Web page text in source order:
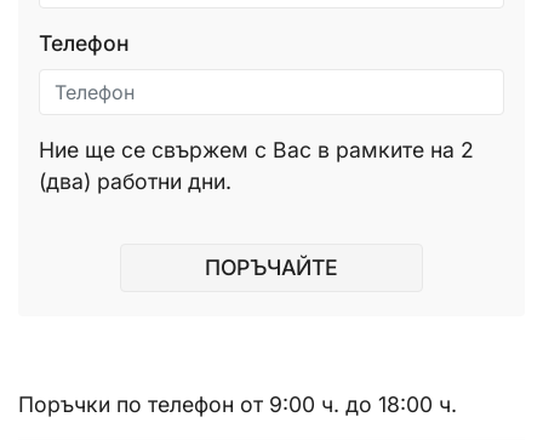
Телефон
Ние ще се свържем с Вас в рамките на 2
(два) работни дни.
ПОРЪЧАЙТЕ
Поръчки по телефон от 9:00 ч. до 18:00 ч.